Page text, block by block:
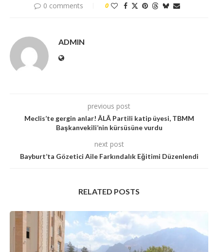
0 comments 0
ADMIN
previous post
Meclis’te gergin anlar! ÂLÂ Partili katip üyesi, TBMM
Başkanvekili’nin kürsüsüne vurdu
next post
Bayburt’ta Gözetici Aile Farkındalık Eğitimi Düzenlendi
RELATED POSTS